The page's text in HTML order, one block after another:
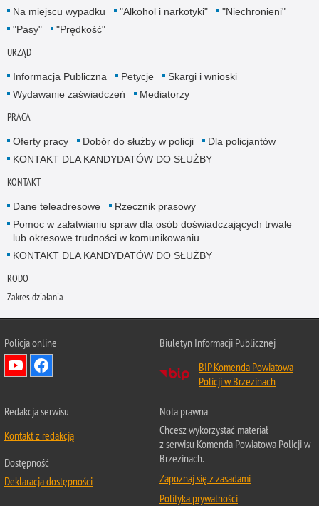
Na miejscu wypadku
"Alkohol i narkotyki"
"Niechronieni"
"Pasy"
"Prędkość"
URZĄD
Informacja Publiczna Petycje
Skargi i wnioski
Wydawanie zaświadczeń
Mediatorzy
PRACA
Oferty pracy Dobór do służby w policji
Dla policjantów
KONTAKT DLA KANDYDATÓW DO SŁUŻBY
KONTAKT
Dane teleadresowe
Rzecznik prasowy
Pomoc w załatwianiu spraw dla osób doświadczających trwale
lub okresowe trudności w komunikowaniu
KONTAKT DLA KANDYDATÓW DO SŁUŻBY
RODO
Zakres działania
Policja online
Biuletyn Informacji Publicznej
BIP Komenda Powiatowa
Policji w Brzezinach
Redakcja serwisu
Kontakt z redakcją
Dostępność
Deklaracja dostępności
Nota prawna
Chcesz wykorzystać materiał
z serwisu Komenda Powiatowa Policji w
Brzezinach.
Zapoznaj się z zasadami
Polityka prywatności